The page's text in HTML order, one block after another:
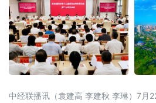
中经联播讯（袁建高 李建秋 李琳）7月